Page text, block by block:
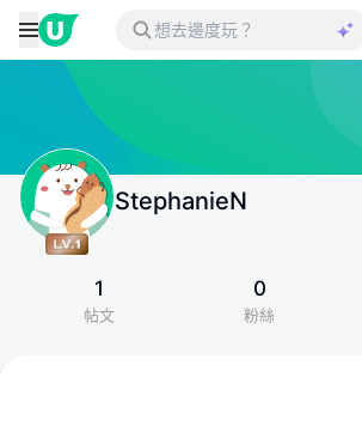
StephanieN
1
帖文
0
粉絲